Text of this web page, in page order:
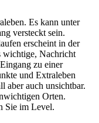
Es kann unter
versteckt sein.
erscheint in der
wichtige, Nachricht
zu einer
und Extraleben
aber auch unsichtbar.
Orten.
Sie im Level.